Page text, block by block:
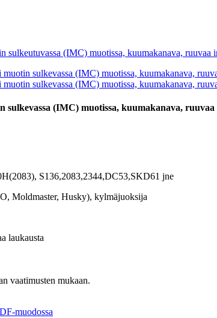
sulkevassa (IMC) muotissa, kuumakanava,
S136,2083,2344,DC53,SKD61 jne
Moldmaster, Husky), kylmäjuoksija
laukausta
vaatimusten mukaan.
muodossa